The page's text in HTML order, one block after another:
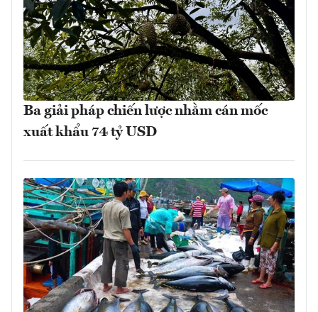
Ba giải pháp chiến lược nhằm cán mốc
xuất khẩu 74 tỷ USD